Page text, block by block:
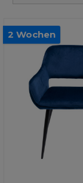
2 Wochen